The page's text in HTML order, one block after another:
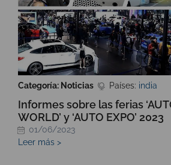
Categoría: Noticias Países: india
Informes sobre las ferias
WORLD’ y ‘AUTO EXPO’ 2023
01/06/2023
Leer más >